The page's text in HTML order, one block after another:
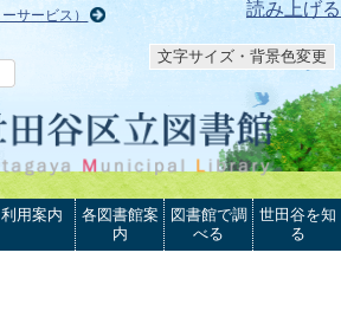
読み上げる
サービス）
文字サイズ・背景色変更
利用案内
各図書館案
内
図書館で調
べる
世田谷を知
る